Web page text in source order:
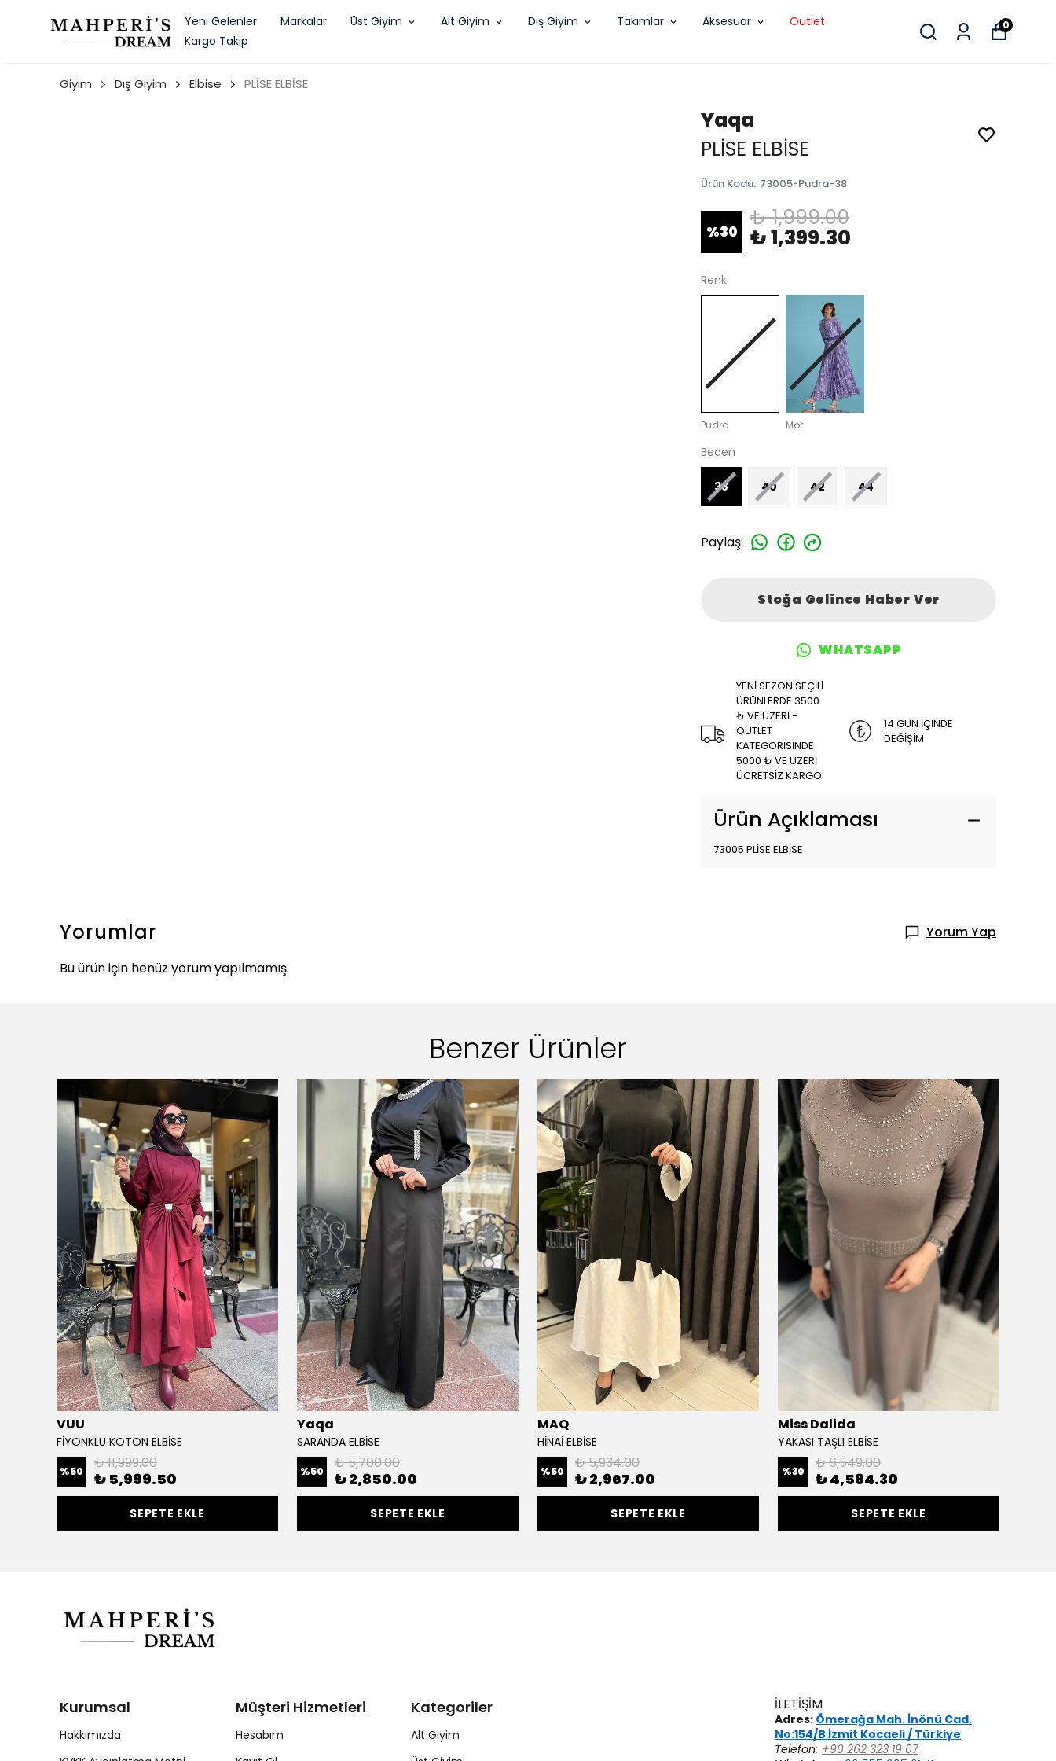
Yeni Gelenler Markalar Üst Giyim Alt Giyim Dış Giyim Takımlar Aksesuar
Outlet
Kargo Takip
0
Giyim Dış Giyim Elbise PLİSE ELBİSE
Yaqa
PLİSE ELBİSE
Ürün Kodu: 73005-Pudra-38
%30
₺ 1,999.00
₺ 1,399.30
Renk
Pudra Mor
Beden
38 40 42 44
Paylaş:
Stoğa Gelince Haber Ver
WHATSAPP
YENİ SEZON SEÇİLİ
ÜRÜNLERDE 3500
₺ VE ÜZERİ -
OUTLET
KATEGORİSİNDE
5000 ₺ VE ÜZERİ
ÜCRETSİZ KARGO
14 GÜN İÇİNDE
DEĞİŞİM
Ürün Açıklaması
73005 PLİSE ELBİSE
Yorumlar
Yorum Yap
Bu ürün için henüz yorum yapılmamış.
Benzer Ürünler
VUU
FİYONKLU KOTON ELBİSE
%50 ₺ 11,999.00
₺ 5,999.50
SEPETE EKLE
Yaqa
SARANDA ELBİSE
%50 ₺ 5,700.00
₺ 2,850.00
SEPETE EKLE
MAQ
HİNAİ ELBİSE
%50 ₺ 5,934.00
₺ 2,967.00
SEPETE EKLE
Miss Dalida
YAKASI TAŞLI ELBİSE
%30 ₺ 6,549.00
₺ 4,584.30
SEPETE EKLE
Kurumsal
Hakkımızda
Müşteri Hizmetleri
Hesabım
Kategoriler
Alt Giyim
İLETİŞİM
Adres: Ömerağa Mah. İnönü Cad.
No:154/B İzmit Kocaeli / Türkiye
Telefon: +90 262 323 19 07